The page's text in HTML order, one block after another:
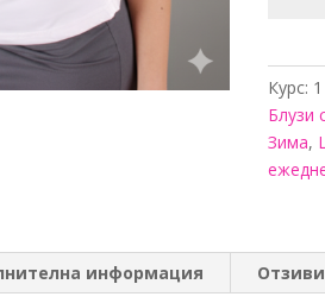
къс
ръкав
Курс:
Блузи
Зима,
информация